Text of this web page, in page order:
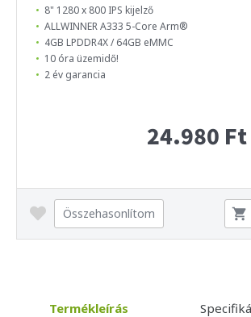
8" 1280 x 800 IPS kijelző
ALLWINNER A333 5-Core Arm®
4GB LPDDR4X / 64GB eMMC
10 óra üzemidő!
2 év garancia
24.980 Ft
Összehasonlítom
Termékleírás